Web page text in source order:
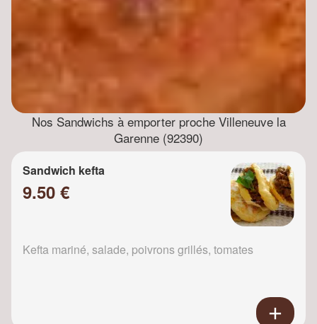
Nos Sandwichs à emporter proche Villeneuve la
Garenne (92390)
Sandwich kefta
9.50 €
Kefta mariné, salade, poivrons grillés, tomates